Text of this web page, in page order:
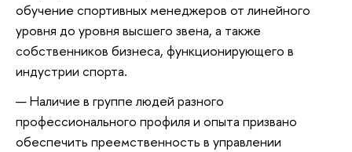
обучение спортивных менеджеров от линейного
уровня до уровня высшего звена, а также
собственников бизнеса, функционирующего в
индустрии спорта.
Наличие в группе людей разного
профессионального профиля и опыта призвано
обеспечить преемственность в управлении